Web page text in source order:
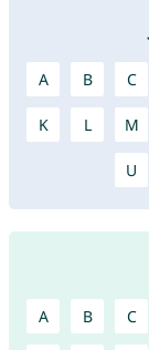
A B C
K L M
U
A B C